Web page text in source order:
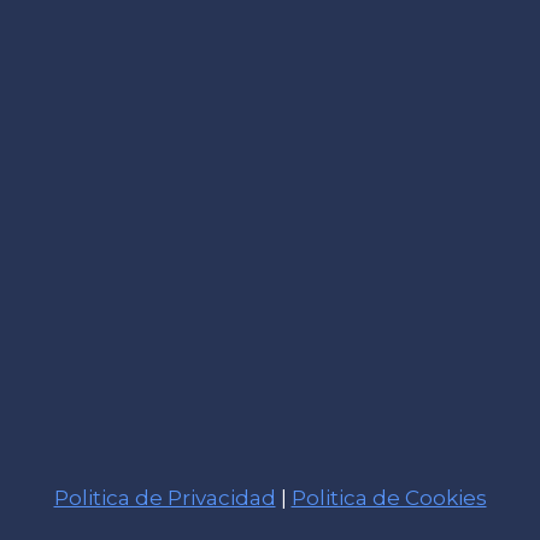
Politica de Privacidad Politica de Cookies